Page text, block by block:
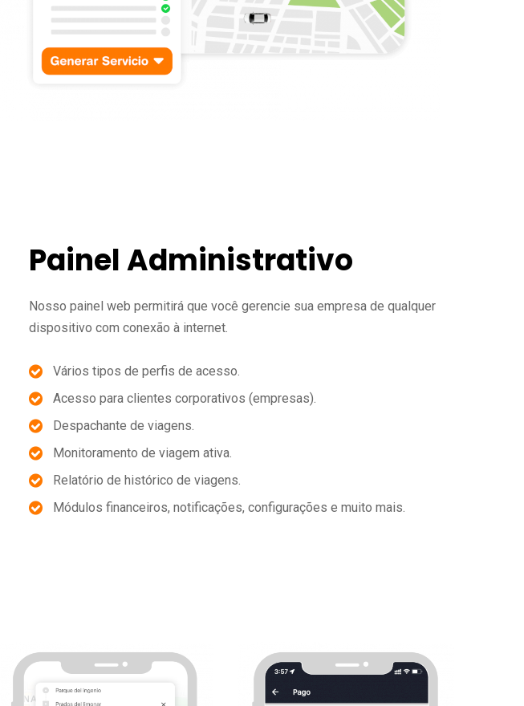
Painel Administrativo
Nosso painel web permitirá que você gerencie sua empresa de qualquer
dispositivo com conexão à internet.
Vários tipos de perfis de acesso.
Acesso para clientes corporativos (empresas).
Despachante de viagens.
Monitoramento de viagem ativa.
Relatório de histórico de viagens.
Módulos financeiros, notificações, configurações e muito mais.